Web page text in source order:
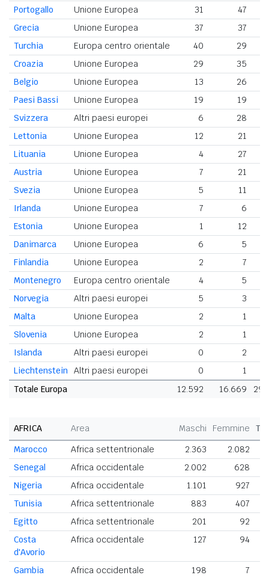
Portogallo Unione Europea 31
47
Grecia
Unione Europea 37
37
Turchia
Europa centro orientale 40
29
Croazia
Unione Europea 29
35
Belgio
Unione Europea 13
26
Paesi Bassi
Unione Europea 19
19
Svizzera
Altri paesi europei 6
28
Lettonia
Unione Europea 12
21
Lituania
Unione Europea 4
27
Austria
Unione Europea 7
21
Svezia
Unione Europea 5
11
Irlanda
Unione Europea 7
6
Estonia
Unione Europea 1
12
Danimarca
Unione Europea 6
5
Finlandia
Unione Europea 2
7
Montenegro
Europa centro orientale 4
5
Norvegia
Altri paesi europei 5
3
Malta
Unione Europea 2
1
Slovenia
Unione Europea 2
1
Islanda
Altri paesi europei 0
2
Liechtenstein Altri paesi europei 0
1
Totale Europa
12.592 16.669
AFRICA Area Maschi Femmine
Marocco
Africa settentrionale 2.363 2.082
Senegal
Africa occidentale 2.002 628
Nigeria
Africa occidentale 1.101 927
Tunisia
Africa settentrionale 883 407
Egitto
Africa settentrionale 201 92
Costa
d'Avorio
Africa occidentale 127 94
Gambia Africa occidentale 198 7